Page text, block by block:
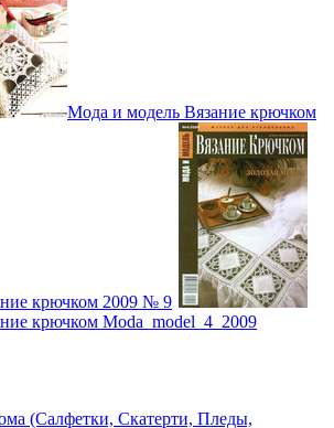
Мода и модель Вязание крючком
крючком 2009 № 9
крючком Moda_model_4_2009
(Салфетки, Скатерти, Пледы,